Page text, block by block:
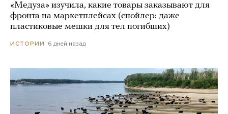
«Медуза» изучила, какие товары заказывают для
фронта на маркетплейсах (спойлер: даже
пластиковые мешки для тел погибших)
ИСТОРИИ 6 дней назад